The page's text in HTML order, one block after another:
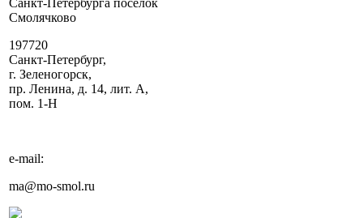
Санкт-Петербурга поселок
Смолячково
197720
Санкт-Петербург,
г. Зеленогорск,
пр. Ленина, д. 14, лит. А,
пом. 1-Н
e-mail:
ma@mo-smol.ru